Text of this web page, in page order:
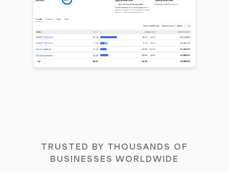
TRUSTED BY THOUSANDS OF
BUSINESSES WORLDWIDE